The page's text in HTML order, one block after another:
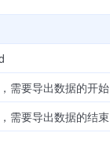
需要导出数据的开
需要导出数据的结